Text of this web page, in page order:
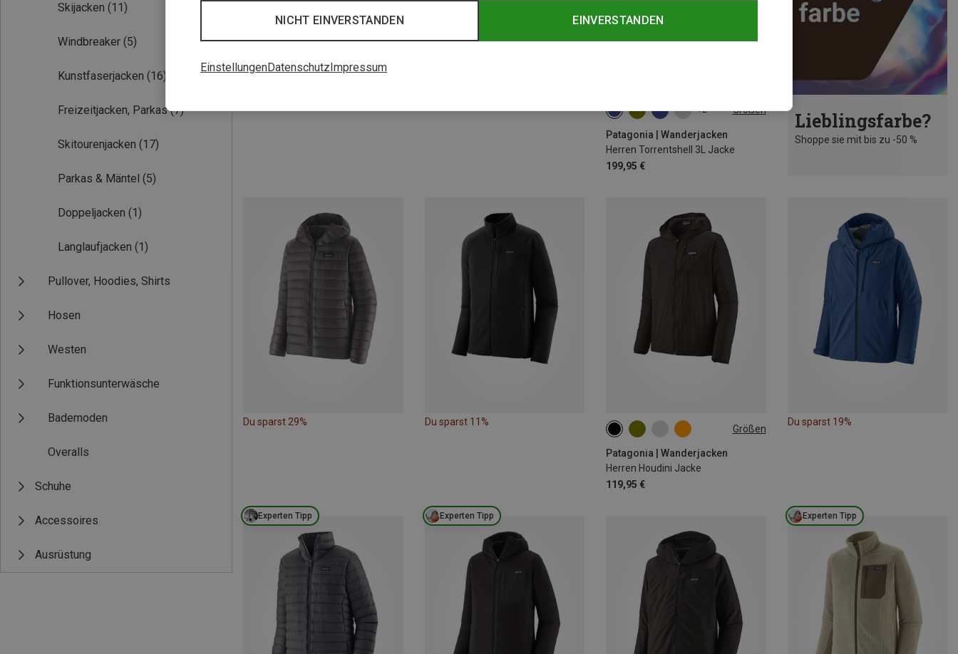
Skijacken (11)
Windbreaker (5)
Kunstfaserjacken (16)
Freizeitjacken, Parkas (7)
Skitourenjacken (17)
Parkas & Mäntel (5)
Doppeljacken (1)
Langlaufjacken (1)
Pullover, Hoodies, Shirts
Hosen
Westen
Funktionsunterwäsche
Bademoden
Overalls
Schuhe
Accessoires
Ausrüstung
+2 Größen
Patagonia | Wanderjacken
Herren Torrentshell 3L Jacke
199,95 €
S M L XL Lieblingsfarbe?
Shoppe sie mit bis zu -50 %
Du sparst 29% Du sparst 11%
Größen
Patagonia | Wanderjacken
Herren Houdini Jacke
119,95 €
S M L XL
Du sparst 19%
Experten Tipp Experten Tipp Experten Tipp
EINVERSTANDEN
NICHT EINVERSTANDEN
EinstellungenDatenschutzImpressum